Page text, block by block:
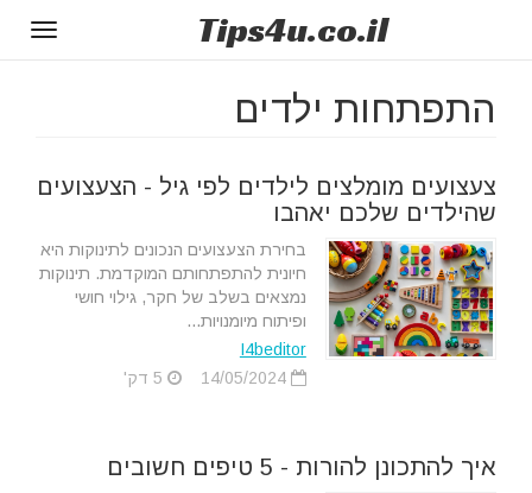
Tips4u.co.il
התפתחות ילדים
צעצועים מומלצים לילדים לפי גיל - הצעצועים
שהילדים שלכם יאהבו
בחירת הצעצועים הנכונים לתינוקות היא
חיונית להתפתחותם המוקדמת. תינוקות
נמצאים בשלב של חקר, גילוי חושי
ופיתוח מיומנויות...
I4beditor
14/05/2024
איך להתכונן להורות - 5 טיפים חשובים